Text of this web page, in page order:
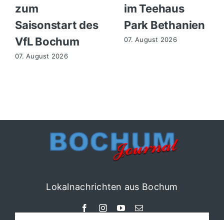
zum
Saisonstart des
VfL Bochum
07. August 2026
im Teehaus
Park Bethanien
07. August 2026
Lokalnachrichten aus Bochum